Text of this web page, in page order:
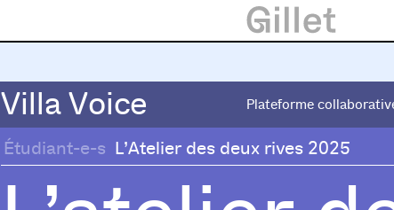
Villa Voice Plateforme
Villa Voice Plateforme
Étudiant-e-s L’Atelier des deux rives 2025